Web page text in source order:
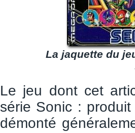
La jaquette du
Le jeu dont cet
série Sonic :
démonté